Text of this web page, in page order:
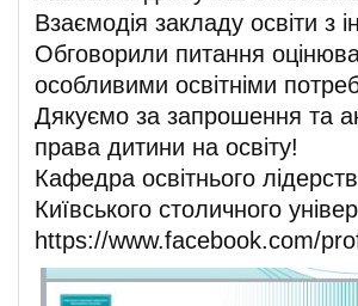
Взаємодія закладу освіти з
Обговорили питання
особливими освітніми
Дякуємо за запрошення та
права дитини на освіту!
Кафедра освітнього
Київського столичного
https://www.facebook.com/